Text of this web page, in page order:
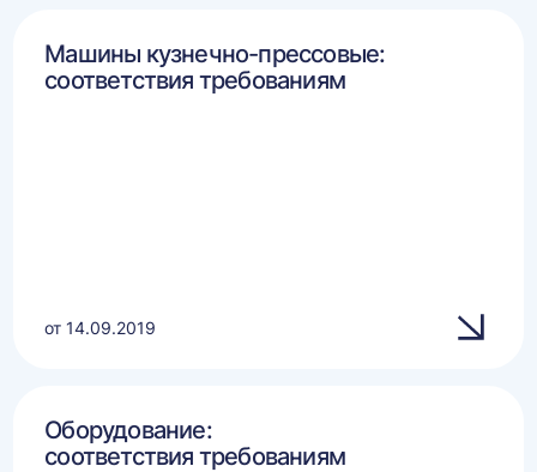
Машины кузнечно-прессовые:
соответствия требованиям
от 14.09.2019
Оборудование:
соответствия требованиям